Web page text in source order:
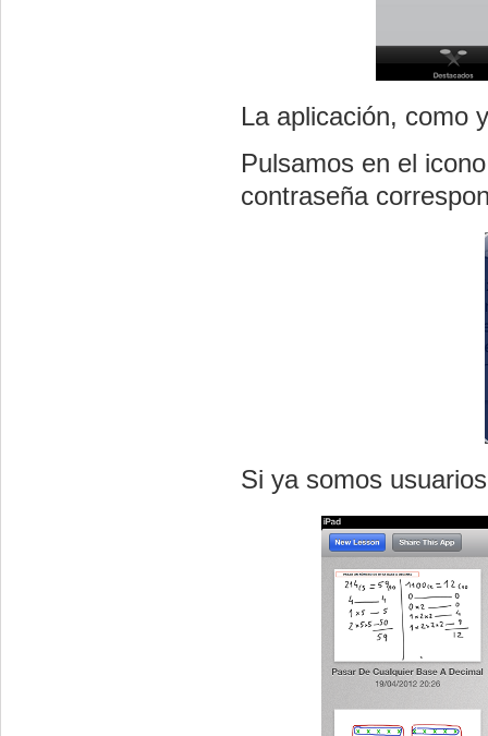
La aplicación, como
Pulsamos en el
contraseña
Si ya somos